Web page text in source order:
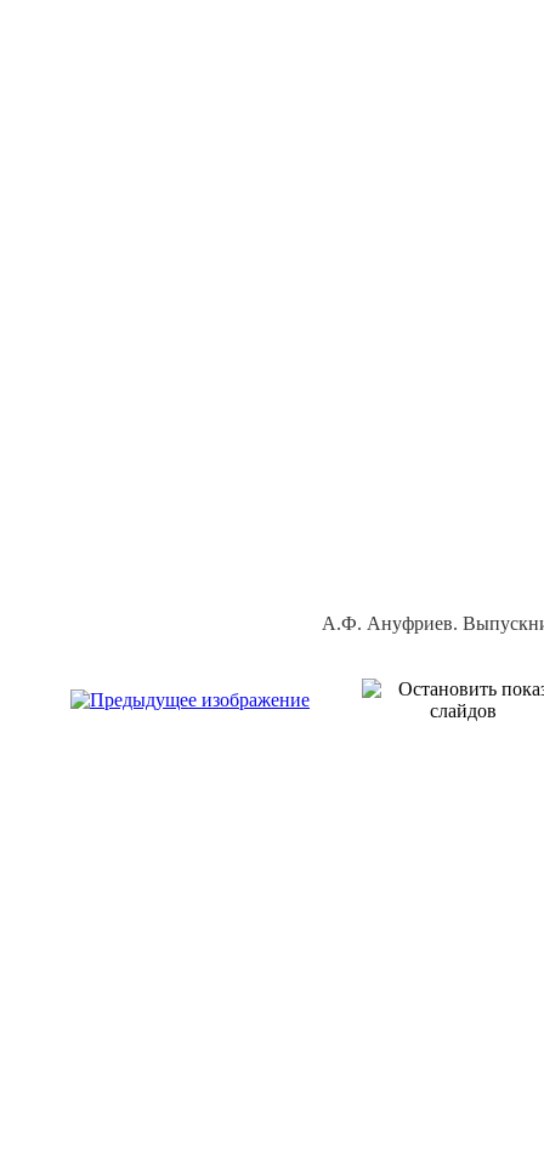
А.Ф. Ануфриев.